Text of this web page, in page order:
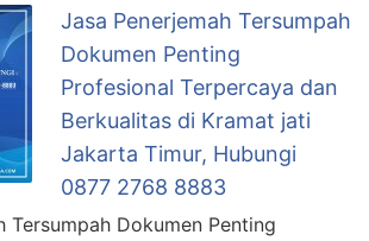
Jasa Penerjemah Tersumpah
Dokumen Penting
Profesional Terpercaya dan
Berkualitas di Kramat jati
Jakarta Timur, Hubungi
0877 2768 8883
Tersumpah Dokumen Penting